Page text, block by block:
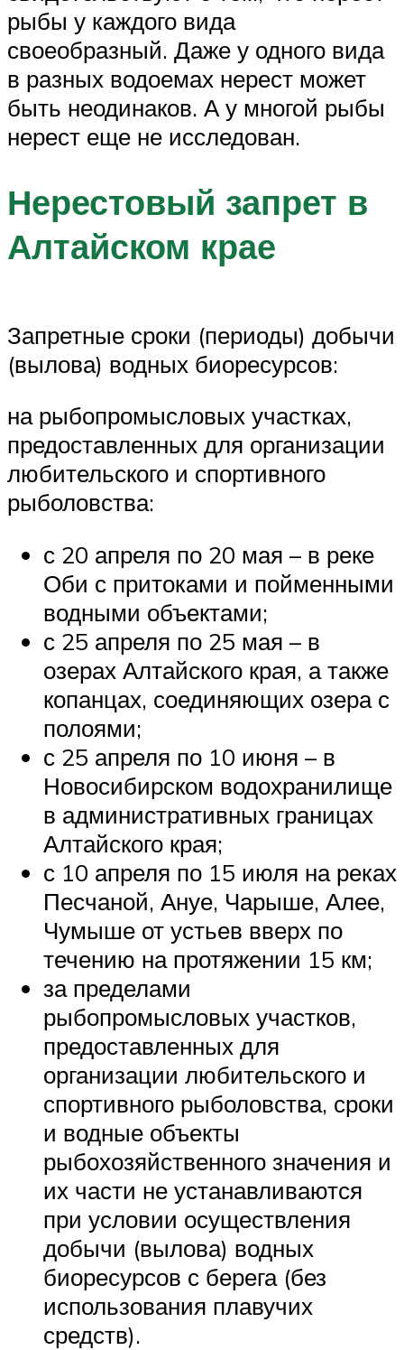
рыбы у каждого вида
своеобразный. Даже у одного вида
в разных водоемах нерест может
быть неодинаков. А у многой рыбы
нерест еще не исследован.
Нерестовый запрет в
Алтайском крае
Запретные сроки (периоды) добычи
(вылова) водных биоресурсов:
на рыбопромысловых участках,
предоставленных для организации
любительского и спортивного
рыболовства:
с 20 апреля по 20 мая – в реке
Оби с притоками и пойменными
водными объектами;
с 25 апреля по 25 мая – в
озерах Алтайского края, а также
копанцах, соединяющих озера с
полоями;
с 25 апреля по 10 июня – в
Новосибирском водохранилище
в административных границах
Алтайского края;
с 10 апреля по 15 июля на реках
Песчаной, Ануе, Чарыше, Алее,
Чумыше от устьев вверх по
течению на протяжении 15 км;
за пределами
рыбопромысловых участков,
предоставленных для
организации любительского и
спортивного рыболовства, сроки
и водные объекты
рыбохозяйственного значения и
их части не устанавливаются
при условии осуществления
добычи (вылова) водных
биоресурсов с берега (без
использования плавучих
средств).